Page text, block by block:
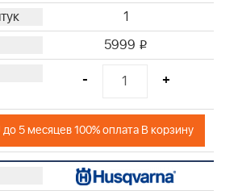
1
5999 i
- +
до 5 месяцев 100% оплата В корзину